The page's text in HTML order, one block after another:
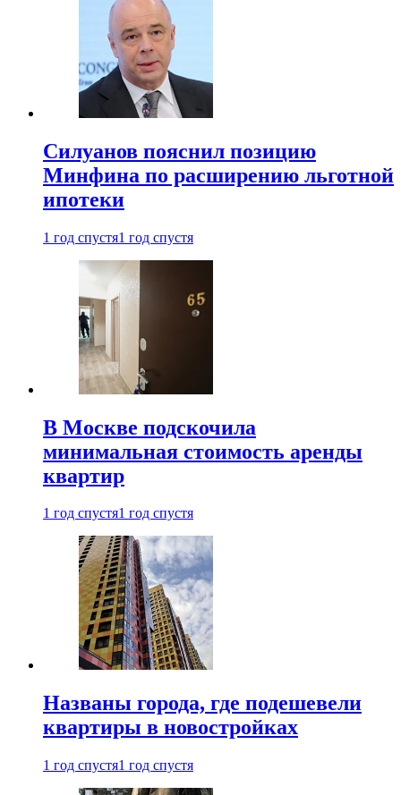
Силуанов пояснил позицию
Минфина по расширению льготной
ипотеки
1 год спустя1 год спустя
В Москве подскочила
минимальная стоимость аренды
квартир
1 год спустя1 год спустя
Названы города, где подешевели
квартиры в новостройках
1 год спустя1 год спустя